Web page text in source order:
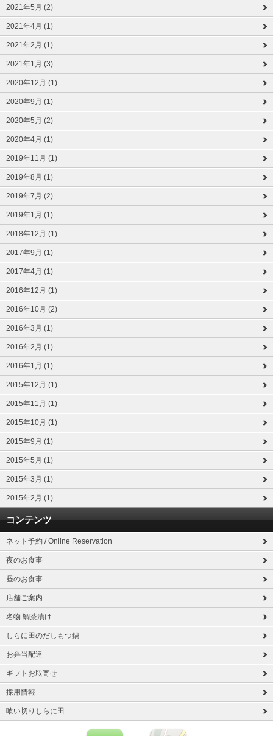
2021年5月 (2)
2021年4月 (1)
2021年2月 (1)
2021年1月 (3)
2020年12月 (1)
2020年9月 (1)
2020年5月 (2)
2020年4月 (1)
2019年11月 (1)
2019年8月 (1)
2019年7月 (2)
2019年1月 (1)
2018年12月 (1)
2017年9月 (1)
2017年4月 (1)
2016年12月 (1)
2016年10月 (2)
2016年3月 (1)
2016年2月 (1)
2016年1月 (1)
2015年12月 (1)
2015年11月 (1)
2015年10月 (1)
2015年9月 (1)
2015年5月 (1)
2015年3月 (1)
2015年2月 (1)
コンテンツ
ネット予約 / Online Reservation
夜のお食事
昼のお食事
店舗ご案内
名物 鯛茶漬け
しらに田のだしもつ鍋
お弁当配達
ギフトお取寄せ
採用情報
喰い切りしらに田